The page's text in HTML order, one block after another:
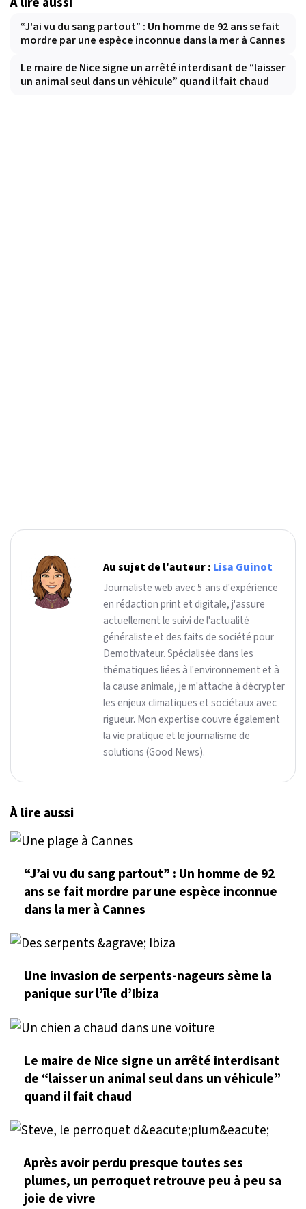
“J'ai vu du sang partout” : Un homme de 92 ans se fait
mordre par une espèce inconnue dans la mer à Cannes
Le maire de Nice signe un arrêté interdisant de “laisser
un animal seul dans un véhicule” quand il fait chaud
Au sujet de l'auteur : Lisa Guinot
Journaliste web avec 5 ans d'expérience
en rédaction print et digitale, j'assure
actuellement le suivi de l'actualité
généraliste et des faits de société pour
Demotivateur. Spécialisée dans les
thématiques liées à l'environnement et à
la cause animale, je m'attache à décrypter
les enjeux climatiques et sociétaux avec
rigueur. Mon expertise couvre également
la vie pratique et le journalisme de
solutions (Good News).
À lire aussi
“J’ai vu du sang partout” : Un homme de 92
ans se fait mordre par une espèce inconnue
dans la mer à Cannes
Une invasion de serpents-nageurs sème la
panique sur l’île d’Ibiza
Le maire de Nice signe un arrêté interdisant
de “laisser un animal seul dans un véhicule”
quand il fait chaud
Après avoir perdu presque toutes ses
plumes, un perroquet retrouve peu à peu sa
joie de vivre